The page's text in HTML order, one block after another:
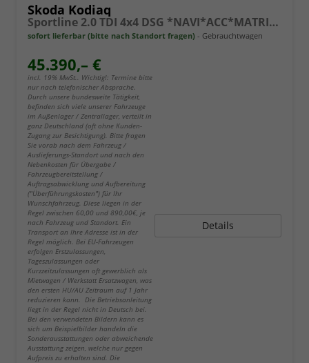
Skoda Kodiaq
Sportline 2.0 TDI 4x4 DSG *NAVI*ACC*MATRIX*KAMERA*AHK*el.-HECKKLAPPE
sofort lieferbar (bitte nach Standort fragen) Gebrauchtwagen
45.390,– €
incl. 19% MwSt.. Wichtig!: Termine bitte
nur nach telefonischer Absprache.
Durch unsere bundesweite Tätigkeit,
befinden sich viele unserer Fahrzeuge
im Außenlager / Zentrallager, verteilt in
ganz Deutschland (oft ohne Kunden-
Zugang zur Besichtigung). Bitte fragen
Sie vorab nach dem Fahrzeug /
Auslieferungs-Standort und nach den
Nebenkosten für Übergabe /
Fahrzeugbereitstellung /
Auftragsabwicklung und Aufbereitung
("Überführungskosten") für Ihr
Wunschfahrzeug. Diese liegen in der
Regel zwischen 60,00 und 890,00€, je
nach Fahrzeug und Standort. Ein
Transport an Ihre Adresse ist in der
Regel möglich. Bei EU-Fahrzeugen
erfolgen Erstzulassungen,
Tageszulassungen oder
Kurzzeitzulassungen oft gewerblich als
Mietwagen / Werkstatt Ersatzwagen, was
den ersten HU/AU Zeitraum auf 1 Jahr
reduzieren kann. Die Betriebsanleitung
liegt in der Regel nicht in Deutsch bei.
Bei den verwendeten Bildern kann es
sich um Beispielbilder handeln die
Sonderausstattungen oder abweichende
Ausstattung zeigen, welche nur gegen
Aufpreis zu erhalten sind. Die
Details